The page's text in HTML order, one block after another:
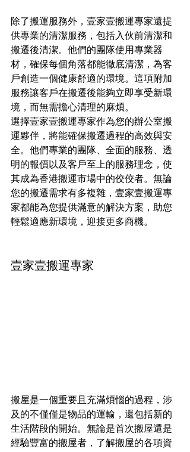
除了搬運服務外，壹家壹搬運專家還提
供專業的清潔服務，包括入伙前清潔和
搬遷後清潔。他們的團隊使用專業器
材，確保每個角落都能徹底清潔，為客
戶創造一個健康舒適的環境。這項附加
服務讓客戶在搬遷後能夠立即享受新環
境，而無需擔心清理的麻煩。
選擇壹家壹搬運專家作為您的辦公室搬
運夥伴，將能確保搬遷過程的高效與安
全。他們專業的團隊、全面的服務、透
明的報價以及客戶至上的服務理念，使
其成為香港搬運市場中的佼佼者。無論
您的搬遷需求有多複雜，壹家壹搬運專
家都能為您提供滿意的解決方案，助您
輕鬆適應新環境，迎接更多商機。
壹家壹搬運專家
搬屋是一個重要且充滿煩惱的過程，涉
及的不僅僅是物品的運輸，還包括新的
生活階段的開始。無論是首次搬屋還是
經驗豐富的搬屋者，了解搬屋的各項資